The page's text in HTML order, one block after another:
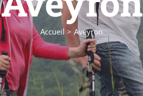
Accueil Aveyron